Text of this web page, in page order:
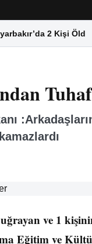
2 Kişi Öldü
ve 1
Eğitim ve